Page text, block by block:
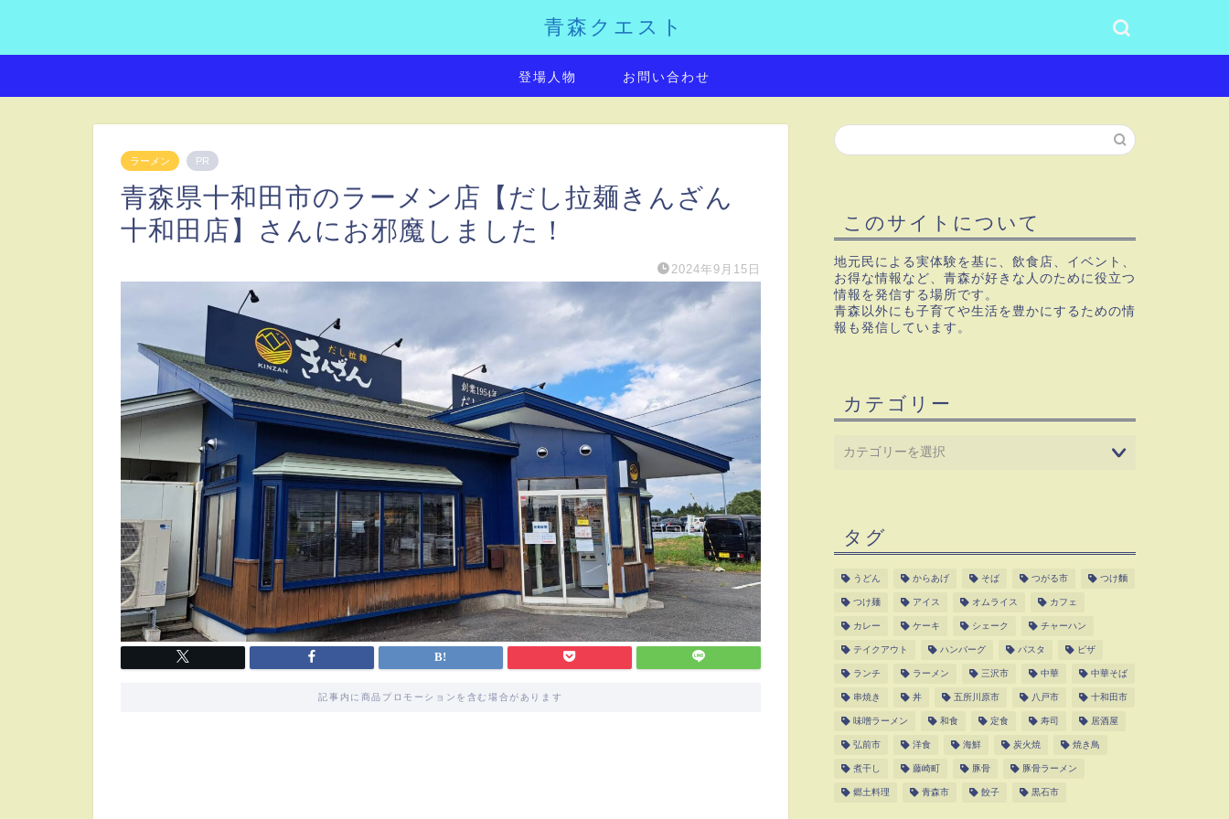
青森クエスト
登場人物 お問い合わせ
ラーメン PR
青森県十和田市のラーメン店【だし拉麺きんざん
十和田店】さんにお邪魔しました！
2024年9月15日
記事内に商品プロモーションを含む場合があります
このサイトについて
地元民による実体験を基に、飲食店、イベント、
お得な情報など、青森が好きな人のために役立つ
情報を発信する場所です。
青森以外にも子育てや生活を豊かにするための情
報も発信しています。
カテゴリー
タグ
うどん からあげ そば つがる市 つけ麵
つけ麺 アイス オムライス カフェ
カレー ケーキ シェーク チャーハン
テイクアウト ハンバーグ パスタ ピザ
ランチ ラーメン 三沢市 中華 中華そば
串焼き 丼 五所川原市 八戸市 十和田市
味噌ラーメン 和食 定食 寿司 居酒屋
弘前市 洋食 海鮮 炭火焼 焼き鳥
煮干し 藤崎町 豚骨 豚骨ラーメン
郷土料理 青森市 餃子 黒石市